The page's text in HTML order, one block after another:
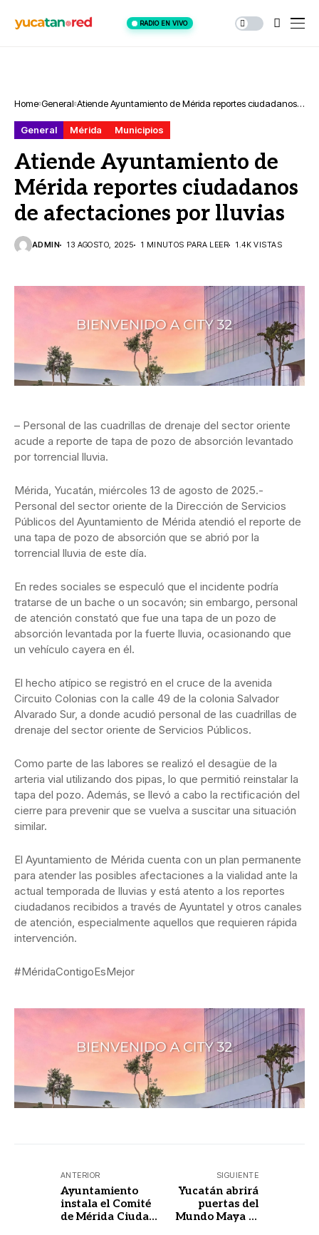
RADIO EN VIVO
Home General Atiende Ayuntamiento de Mérida reportes ciudadanos
General
Mérida Municipios
Atiende Ayuntamiento de
Mérida reportes ciudadanos
de afectaciones por lluvias
ADMIN 13 AGOSTO, 2025 1 MINUTOS PARA LEER 1.4K VISTAS
– Personal de las cuadrillas de drenaje del sector oriente
acude a reporte de tapa de pozo de absorción levantado
por torrencial lluvia.
Mérida, Yucatán, miércoles 13 de agosto de 2025.-
Personal del sector oriente de la Dirección de Servicios
Públicos del Ayuntamiento de Mérida atendió el reporte de
una tapa de pozo de absorción que se abrió por la
torrencial lluvia de este día.
En redes sociales se especuló que el incidente podría
tratarse de un bache o un socavón; sin embargo, personal
de atención constató que fue una tapa de un pozo de
absorción levantada por la fuerte lluvia, ocasionando que
un vehículo cayera en él.
El hecho atípico se registró en el cruce de la avenida
Circuito Colonias con la calle 49 de la colonia Salvador
Alvarado Sur, a donde acudió personal de las cuadrillas de
drenaje del sector oriente de Servicios Públicos.
Como parte de las labores se realizó el desagüe de la
arteria vial utilizando dos pipas, lo que permitió reinstalar la
tapa del pozo. Además, se llevó a cabo la rectificación del
cierre para prevenir que se vuelva a suscitar una situación
similar.
El Ayuntamiento de Mérida cuenta con un plan permanente
para atender las posibles afectaciones a la vialidad ante la
actual temporada de lluvias y está atento a los reportes
ciudadanos recibidos a través de Ayuntatel y otros canales
de atención, especialmente aquellos que requieren rápida
intervención.
#MéridaContigoEsMejor
ANTERIOR
Ayuntamiento
instala el Comité
de Mérida Ciudad
SIGUIENTE
Yucatán abrirá
puertas del
Mundo Maya al